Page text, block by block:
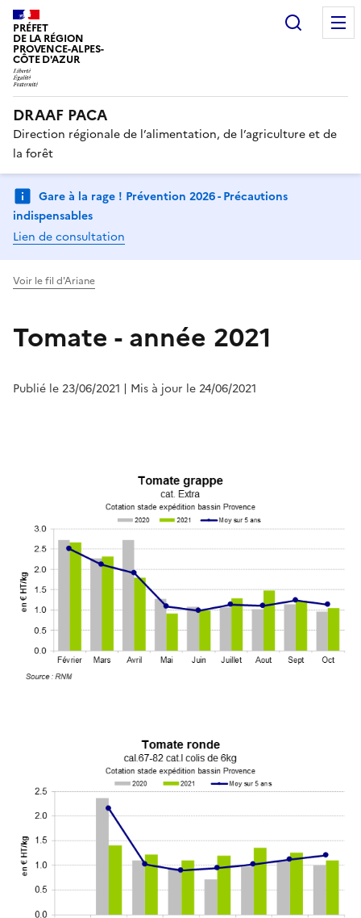
PRÉFET
DE LA RÉGION
PROVENCE-ALPES-
CÔTE D'AZUR
DRAAF PACA
Direction régionale de l’alimentation, de l’agriculture et de
la forêt
Gare à la rage ! Prévention 2026 - Précautions
indispensables
Lien de consultation
Voir le fil d'Ariane
Tomate - année 2021
Publié le 23/06/2021 | Mis à jour le 24/06/2021